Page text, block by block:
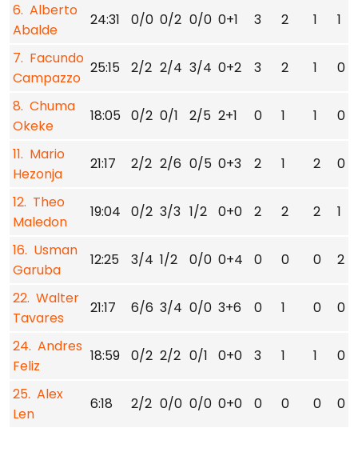
6. Alberto
Abalde
24:31 0/0 0/2 0/0 0+1 3 2 1 1
7. Facundo
Campazzo
25:15 2/2 2/4 3/4 0+2 3 2 1 0
8. Chuma
Okeke
18:05 0/2 0/1 2/5 2+1 0 1 1 0
11. Mario
Hezonja
21:17 2/2 2/6 0/5 0+3 2 1 2 0
12. Theo
Maledon
19:04 0/2 3/3 1/2 0+0 2 2 2 1
16. Usman
Garuba
12:25 3/4 1/2 0/0 0+4 0 0 0 2
22. Walter
Tavares
21:17 6/6 3/4 0/0 3+6 0 1 0 0
24. Andres
Feliz
18:59 0/2 2/2 0/1 0+0 3 1 1 0
25. Alex
Len
6:18 2/2 0/0 0/0 0+0 0 0 0 0